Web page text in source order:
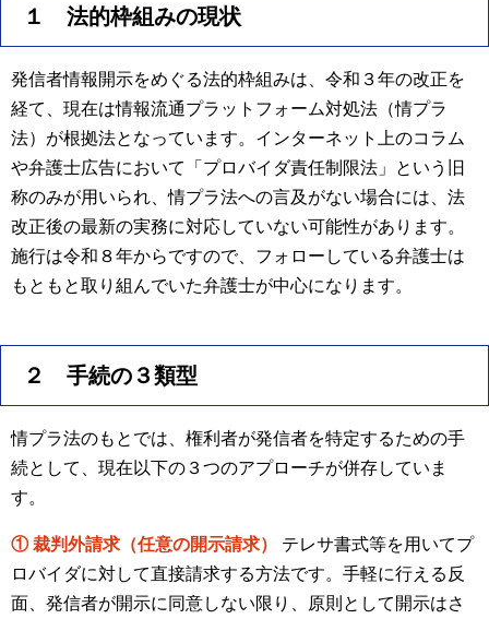
１ 法的枠組みの現状
発信者情報開示をめぐる法的枠組みは、令和３年の改正を
経て、現在は情報流通プラットフォーム対処法（情プラ
法）が根拠法となっています。インターネット上のコラム
や弁護士広告において「プロバイダ責任制限法」という旧
称のみが用いられ、情プラ法への言及がない場合には、法
改正後の最新の実務に対応していない可能性があります。
施行は令和８年からですので、フォローしている弁護士は
もともと取り組んでいた弁護士が中心になります。
２ 手続の３類型
情プラ法のもとでは、権利者が発信者を特定するための手
続として、現在以下の３つのアプローチが併存していま
す。
① 裁判外請求（任意の開示請求）
テレサ書式等を用いてプ
ロバイダに対して直接請求する方法です。手軽に行える反
面、発信者が開示に同意しない限り、原則として開示はさ